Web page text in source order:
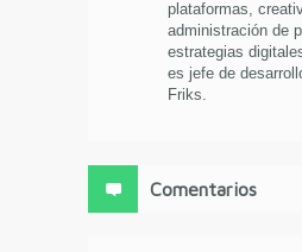
plataformas,
administración de
estrategias
es jefe de
Friks.
Comentarios